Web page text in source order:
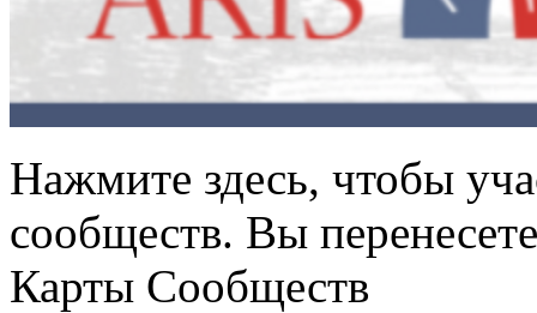
Нажмите здесь, чтобы
сообществ. Вы
Карты Сообществ